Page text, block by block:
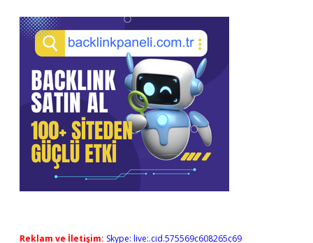
Reklam ve İletişim: Skype: live:.cid.575569c608265c69